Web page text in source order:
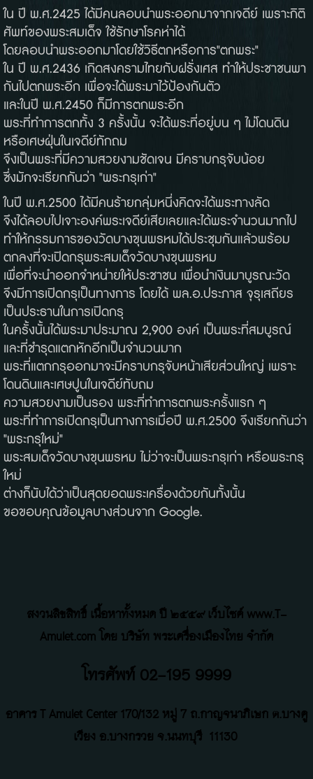
ใน ปี พ.ศ.2425 ได้มีคนลอบนำพระออกมาจากเจดีย์ เพราะกิติ
ศัพท์ของพระสมเด็จ ใช้รักษาโรคห่าได้
โดยลอบนำพระออกมาโดยใช้วิธีตกหรือการ"ตกพระ"
ใน ปี พ.ศ.2436 เกิดสงครามไทยกับฝรั่งเศส ทำให้ประชาชนพา
กันไปตกพระอีก เพื่อจะได้พระมาไว้ป้องกันตัว
และในปี พ.ศ.2450 ก็มีการตกพระอีก
พระที่ทำการตกทั้ง 3 ครั้งนั้น จะได้พระที่อยู่บน ๆ ไม่โดนดิน
หรือเศษฝุ่นในเจดีย์ทักถม
จึงเป็นพระที่มีความสวยงามชัดเจน มีคราบกรุจับน้อย
ซึ่งมักจะเรียกกันว่า "พระกรุเก่า"
ในปี พ.ศ.2500 ได้มีคนร้ายกลุ่มหนึ่งคิดจะได้พระทางลัด
จึงได้ลอบไปเจาะองค์พระเจดีย์เสียเลยและได้พระจำนวนมากไป
ทำให้กรรมการของวัดบางขุนพรหมได้ประชุมกันแล้วพร้อม
ตกลงที่จะเปิดกรุพระสมเด็จวัดบางขุนพรหม
เพื่อที่จะนำออกจำหน่ายให้ประชาชน เพื่อนำเงินมาบูรณะวัด
จึงมีการเปิดกรุเป็นทางการ โดยได้ พล.อ.ประภาส จุรุเสถียร
เป็นประธานในการเปิดกรุ
ในครั้งนั้นได้พระมาประมาณ 2,900 องค์ เป็นพระที่สมบูรณ์
และที่ชำรุดแตกหักอีกเป็นจำนวนมาก
พระที่แตกกรุออกมาจะมีคราบกรุจับหน้าเสียส่วนใหญ่ เพราะ
โดนดินและเศษปูนในเจดีย์ทับถม
ความสวยงามเป็นรอง พระที่ทำการตกพระครั้งแรก ๆ
พระที่ทำการเปิดกรุเป็นทางการเมื่อปี พ.ศ.2500 จึงเรียกกันว่า
"พระกรุใหม่"
พระสมเด็จวัดบางขุนพรหม ไม่ว่าจะเป็นพระกรุเก่า หรือพระกรุ
ใหม่
ต่างก็นับได้ว่าเป็นสุดยอดพระเครื่องด้วยกันทั้งนั้น
ขอขอบคุณข้อมูลบางส่วนจาก Google.
สงวนลิขสิทธิ์ เนื้อหาทั้งหมด ปี ๒๕๕๙ เว็บไซค์ www.T-
Amulet.com โดย บริษัท พระเครื่องเมืองไทย จำกัด
โทรศัพท์ 02-195 9999
อาคาร T Amulet Center170/132 หมู่ 7 ถ.กาญจนาภิเษก ต.บางคู
เวียง อ.บางกรวย จ.นนทบุรี 11130